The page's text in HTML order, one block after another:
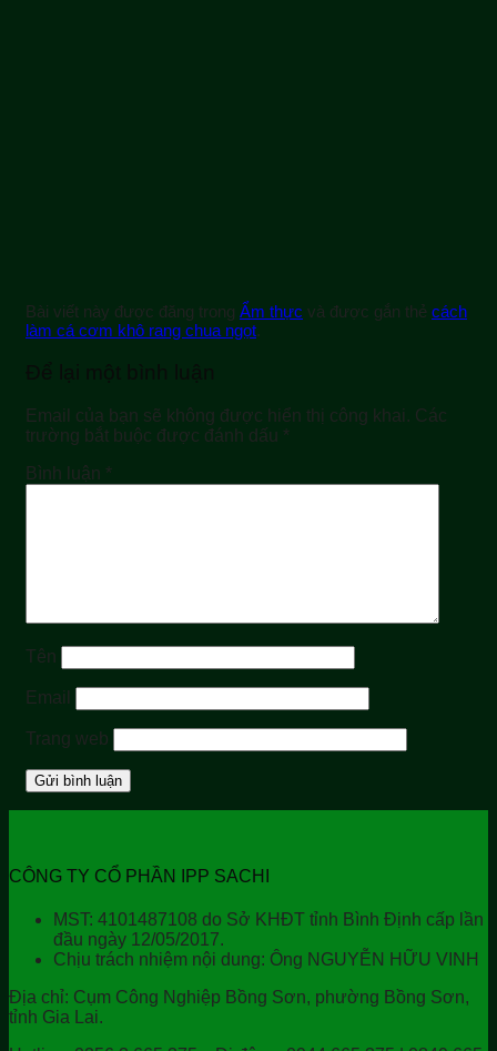
Bài viết này được đăng trong Ẩm thực và được gắn thẻ cách
làm cá cơm khô rang chua ngọt.
Để lại một bình luận
Email của bạn sẽ không được hiển thị công khai. Các
trường bắt buộc được đánh dấu *
Bình luận *
Tên
Email
Trang web
CÔNG TY CỔ PHẦN IPP SACHI
MST: 4101487108 do Sở KHĐT tỉnh Bình Định cấp lần
đầu ngày 12/05/2017.
Chịu trách nhiệm nội dung: Ông NGUYỄN HỮU VINH
Địa chỉ: Cụm Công Nghiệp Bồng Sơn, phường Bồng Sơn,
tỉnh Gia Lai.